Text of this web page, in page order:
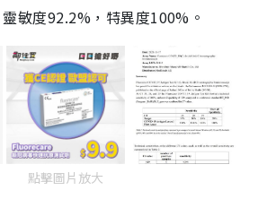
敏度92.2%，特異度100%。
點擊圖片放大